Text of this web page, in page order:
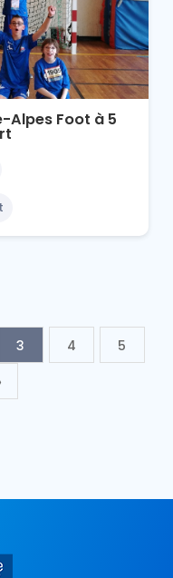
Alpes Foot à 5
3 4
5